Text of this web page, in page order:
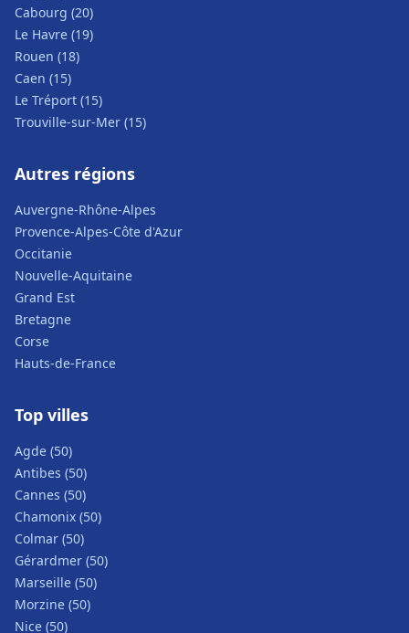
Cabourg (20)
Le Havre (19)
Rouen (18)
Caen (15)
Le Tréport (15)
Trouville-sur-Mer (15)
Autres régions
Auvergne-Rhône-Alpes
Provence-Alpes-Côte d'Azur
Occitanie
Nouvelle-Aquitaine
Grand Est
Bretagne
Corse
Hauts-de-France
Top villes
Agde (50)
Antibes (50)
Cannes (50)
Chamonix (50)
Colmar (50)
Gérardmer (50)
Marseille (50)
Morzine (50)
Nice (50)